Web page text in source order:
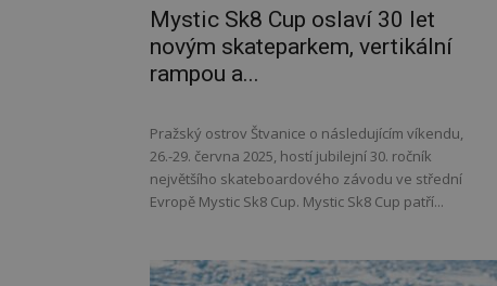
Mystic Sk8 Cup oslaví 30 let
novým skateparkem, vertikální
rampou a...
Pražský ostrov Štvanice o následujícím víkendu,
26.-29. června 2025, hostí jubilejní 30. ročník
největšího skateboardového závodu ve střední
Evropě Mystic Sk8 Cup. Mystic Sk8 Cup patří...